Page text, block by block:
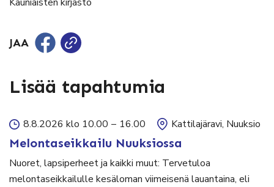
JAA
Lisää tapahtumia
8.8.2026 klo 10.00 – 16.00 Kattilajäravi, Nuuksio
Melontaseikkailu Nuuksiossa
Nuoret, lapsiperheet ja kaikki muut: Tervetuloa
melontaseikkailulle kesäloman viimeisenä lauantaina, eli